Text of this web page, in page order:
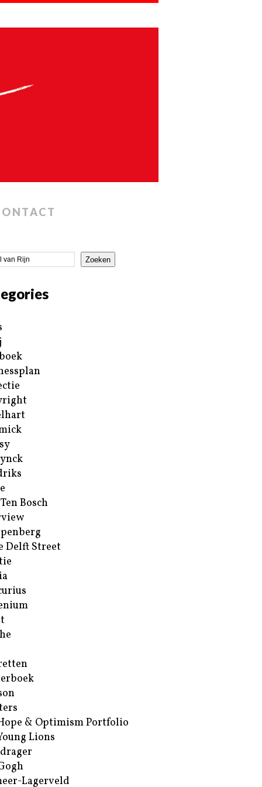
Zoeken
Bosch
Delft Street
& Optimism Portfolio
Lions
Lagerveld